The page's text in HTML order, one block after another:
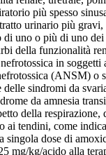
più spesso
urinario più gravi,
di uno o più di uno
della funzionalità
in soggetti
(ANSM) o
delle sindromi da
da amnesia
della
ai tendini, come
singola dose di
mg/kg/acido alla